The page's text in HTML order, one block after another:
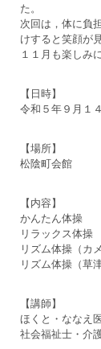
た。
次回は，体に負
けすると笑顔が
１１月も楽しみ
【日時】
令和５年９月１
【場所】
松陰町会館
【内容】
かんたん体操
リラックス体操
リズム体操（カメ
リズム体操（草
【講師】
ほくと・ななえ
社会福祉士・